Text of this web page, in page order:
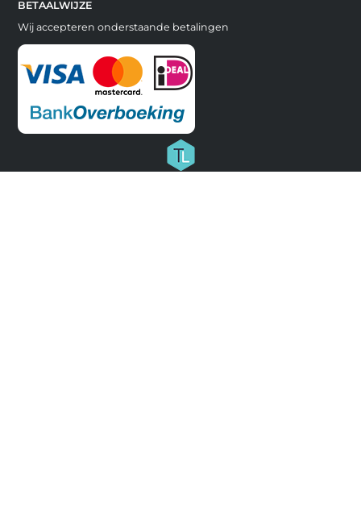
BETAALWIJZE
Wij accepteren onderstaande betalingen